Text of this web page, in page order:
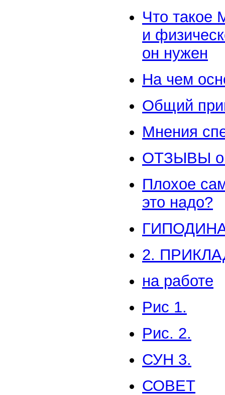
Что такое
и
он нужен
На чем
Общий
Мнения
ОТЗЫВЫ
Плохое
это надо?
2.
на работе
Рис 1.
Рис. 2.
СУН 3.
СОВЕТ